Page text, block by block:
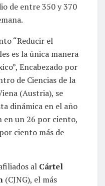
de entre 350 y 370
“Reducir el
es la única manera
Encabezado por
de Ciencias de la
(Austria), se
dinámica en el año
en un 26 por ciento,
ciento más de
al Cártel
(CJNG), el más